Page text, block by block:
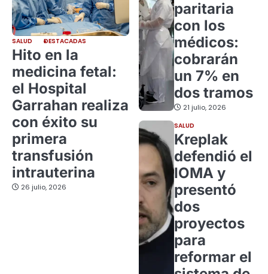
SALUD DESTACADAS
Hito en la
medicina fetal:
el Hospital
Garrahan realiza
con éxito su
primera
transfusión
intrauterina
26 julio, 2026
paritaria
con los
médicos:
cobrarán
un 7% en
dos tramos
21 julio, 2026
SALUD
Kreplak
defendió el
IOMA y
presentó
dos
proyectos
para
reformar el